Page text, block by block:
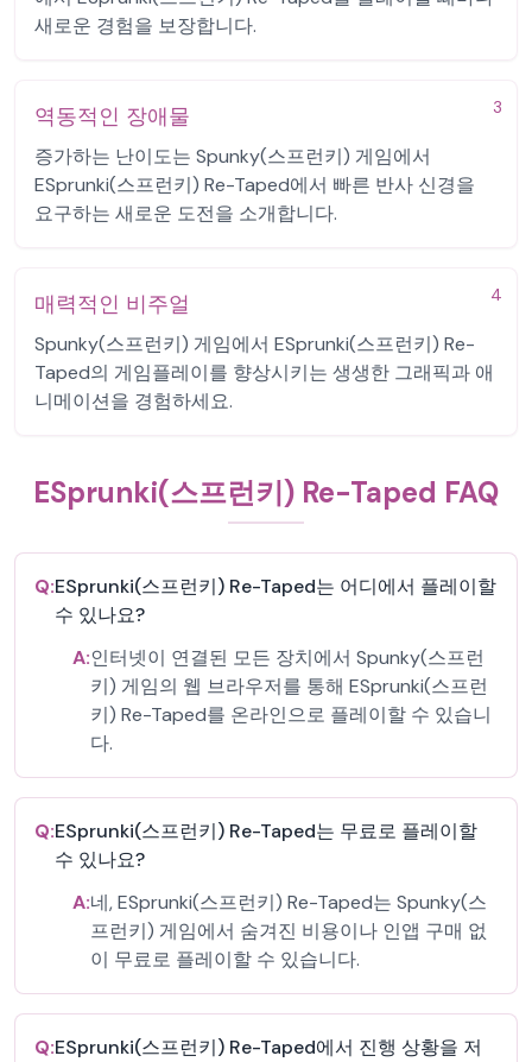
새로운 경험을 보장합니다.
3
역동적인 장애물
증가하는 난이도는 Spunky(스프런키) 게임에서
ESprunki(스프런키) Re-Taped에서 빠른 반사 신경을
요구하는 새로운 도전을 소개합니다.
4
매력적인 비주얼
Spunky(스프런키) 게임에서 ESprunki(스프런키) Re-
Taped의 게임플레이를 향상시키는 생생한 그래픽과 애
니메이션을 경험하세요.
ESprunki(스프런키) Re-Taped FAQ
Q:ESprunki(스프런키) Re-Taped는 어디에서 플레이할
수 있나요?
A:인터넷이 연결된 모든 장치에서 Spunky(스프런
키) 게임의 웹 브라우저를 통해 ESprunki(스프런
키) Re-Taped를 온라인으로 플레이할 수 있습니
다.
Q:ESprunki(스프런키) Re-Taped는 무료로 플레이할
수 있나요?
A:네, ESprunki(스프런키) Re-Taped는 Spunky(스
프런키) 게임에서 숨겨진 비용이나 인앱 구매 없
이 무료로 플레이할 수 있습니다.
Q:ESprunki(스프런키) Re-Taped에서 진행 상황을 저